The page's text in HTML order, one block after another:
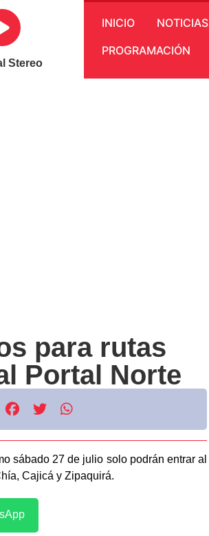
Stereo
INICIO NOTICIAS
PROGRAMACIÓN
para rutas
Portal Norte
sábado 27 de julio solo podrán entrar al
Cajicá y Zipaquirá.